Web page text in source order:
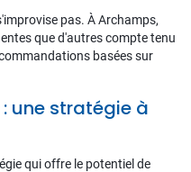
pas. À Archamps,
que d'autres compte tenu
basées sur
une stratégie à
qui offre le potentiel de